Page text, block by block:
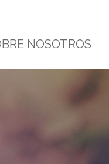
NOSOTROS